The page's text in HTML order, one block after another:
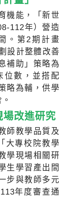
機能，「新世
112年）營造
。第2期計畫
設計整體改善
補助」策略為
位數，並搭配
略為輔，供學
場改進研究
師教學品質及
大專校院教學
學現場相關研
生學習產出間
步與教師多元
年度審查通